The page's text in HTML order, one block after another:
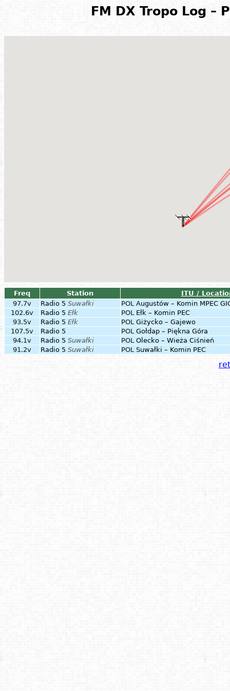
FM DX Tropo Log –
Freq Station
ITU /
97.7v
Radio 5 Suwałki POL Augustów – Komin MPEC
102.6v
Radio 5 Ełk POL Ełk – Komin PEC
93.5v
Radio 5 Ełk POL Giżycko – Gajewo
107.5v
Radio 5 POL Gołdap – Piękna Góra
94.1v
Radio 5 Suwałki POL Olecko – Wieża Ciśnień
91.2v
Radio 5 Suwałki POL Suwałki – Komin PEC